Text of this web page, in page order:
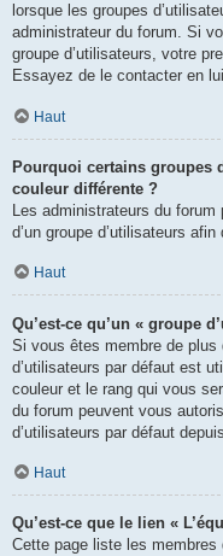
lorsque les groupes
administrateur du forum. Si
groupe d’utilisateurs, votre
Essayez de le contacter en
Haut
Pourquoi certains groupes
couleur différente ?
Les administrateurs du
d’un groupe d’utilisateurs
Haut
Qu’est-ce qu’un « groupe
Si vous êtes membre de plus
d’utilisateurs par défaut est
couleur et le rang qui vous
du forum peuvent vous
d’utilisateurs par défaut
Haut
Qu’est-ce que le lien «
Cette page liste les membres